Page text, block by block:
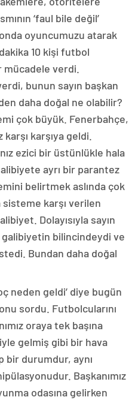
‘faul bile değil’
oyuncumuzu atarak
dakika 10 kişi futbol
mücadele verdi.
bunun sayın başkan
daha doğal ne olabilir?
çok büyük. Fenerbahçe,
karşıya geldi.
ezici bir üstünlükle hala
ayrı bir parantez
belirtmek aslında çok
karşı verilen
Dolayısıyla sayın
galibiyetin bilincindeydi ve
Bundan daha doğal
neden geldi’ diye bugün
sordu. Futbolcularını
oraya tek başına
gelmiş gibi bir hava
bir durumdur, aynı
Başkanımız
odasına gelirken